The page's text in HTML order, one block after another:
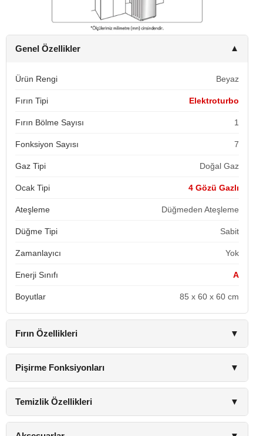
Genel Özellikler ▼
Ürün Rengi Beyaz
Fırın Tipi Elektroturbo
Fırın Bölme Sayısı 1
Fonksiyon Sayısı 7
Gaz Tipi Doğal Gaz
Ocak Tipi 4 Gözü Gazlı
Ateşleme Düğmeden Ateşleme
Düğme Tipi Sabit
Zamanlayıcı Yok
Enerji Sınıfı A
Boyutlar 85 x 60 x 60 cm
Fırın Özellikleri ▼
Pişirme Fonksiyonları ▼
Temizlik Özellikleri ▼